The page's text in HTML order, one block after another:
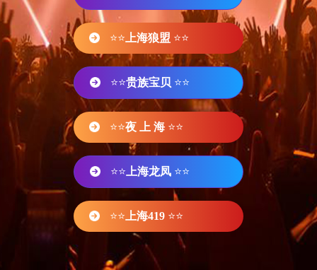
⭐⭐ 上海狼盟 ⭐⭐
⭐⭐贵族宝贝 ⭐⭐
⭐⭐夜 上 海 ⭐⭐
⭐⭐ 上海龙凤 ⭐⭐
⭐⭐ 上海419 ⭐⭐